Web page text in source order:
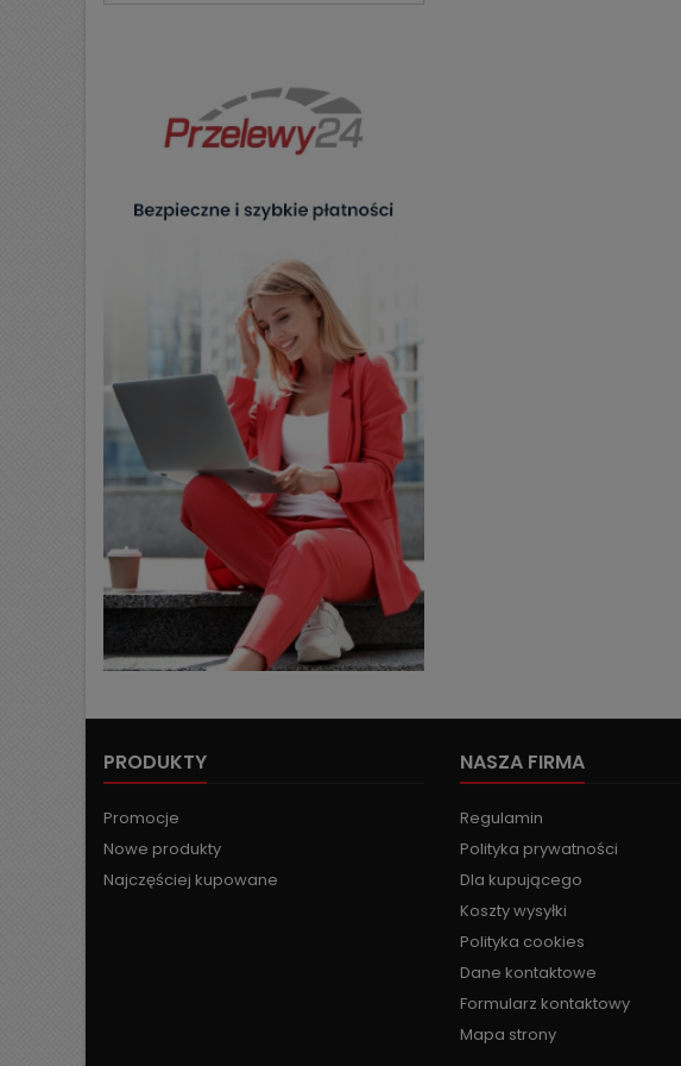
PRODUKTY
Promocje
Nowe produkty
Najczęściej kupowane
NASZA FIRMA
Regulamin
Polityka prywatności
Dla kupującego
Koszty wysyłki
Polityka cookies
Dane kontaktowe
Formularz kontaktowy
Mapa strony